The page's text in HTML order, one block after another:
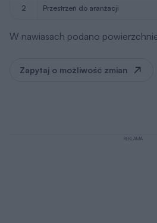
2 przestrzeń do aranżacji
W nawiasach podano
Zapytaj o możliwość zmian
REKLAMA